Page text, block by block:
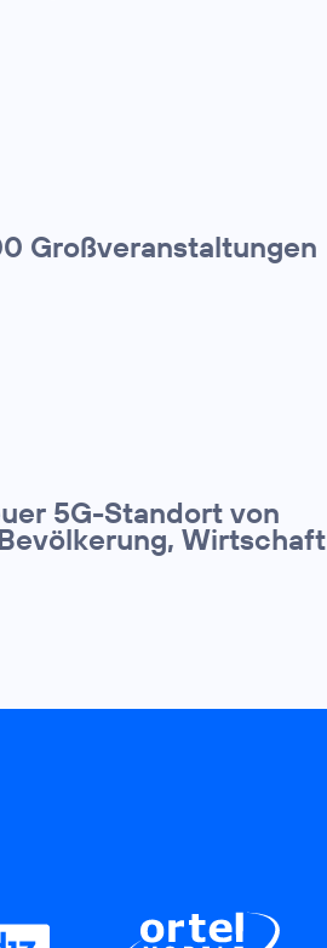
Großveranstaltungen
5G-Standort von
Wirtschaft